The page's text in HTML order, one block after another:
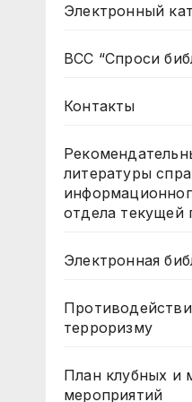
Электронный
ВСС “Спроси
Контакты
литературы
отдела текущей
Электронная
терроризму
План клубных и
мероприятий